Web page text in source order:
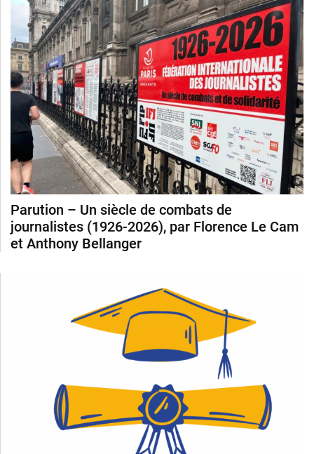
Parution – Un siècle de combats de
journalistes (1926-2026), par Florence Le Cam
et Anthony Bellanger